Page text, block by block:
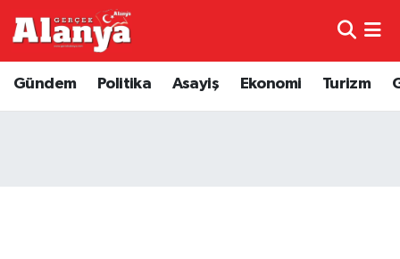
Gündem Politika Asayiş Ekonomi Turizm
Genel
Trafik Durumu